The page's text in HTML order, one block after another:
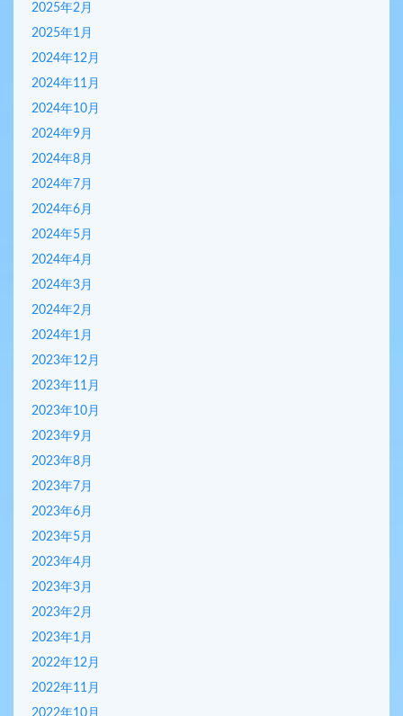
2025年2月
2025年1月
2024年12月
2024年11月
2024年10月
2024年9月
2024年8月
2024年7月
2024年6月
2024年5月
2024年4月
2024年3月
2024年2月
2024年1月
2023年12月
2023年11月
2023年10月
2023年9月
2023年8月
2023年7月
2023年6月
2023年5月
2023年4月
2023年3月
2023年2月
2023年1月
2022年12月
2022年11月
2022年10月